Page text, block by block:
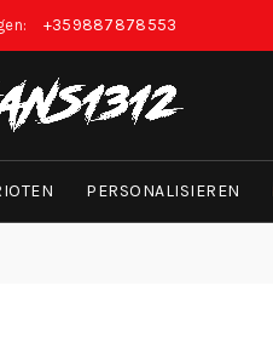
+359887878553
PERSONALISIEREN